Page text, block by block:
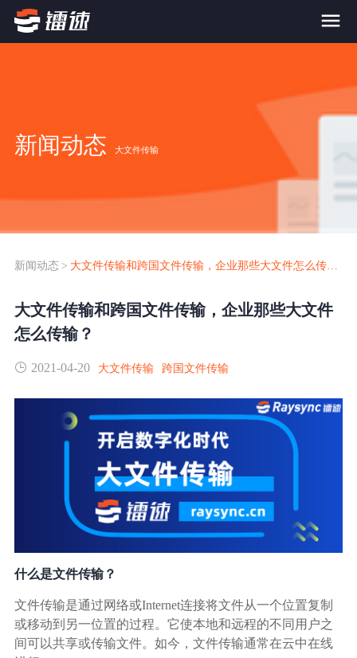
FTP替代升级
SDK传输应用集成
跨国数据传输
内外网文件交换
数据分发
行业应用解决方案
案例
新闻动态
生态合作
关于镭速
新闻动态 大文件传输
新闻动态 > 大文件传输和跨国文件传输，企业那些大文件怎么传输？
大文件传输和跨国文件传输，企业那些大文件
怎么传输？
2021-04-20 大文件传输 跨国文件传输
什么是文件传输？
文件传输是通过网络或Internet连接将文件从一个位置复制
或移动到另一位置的过程。它使本地和远程的不同用户之
间可以共享或传输文件。如今，文件传输通常在云中在线